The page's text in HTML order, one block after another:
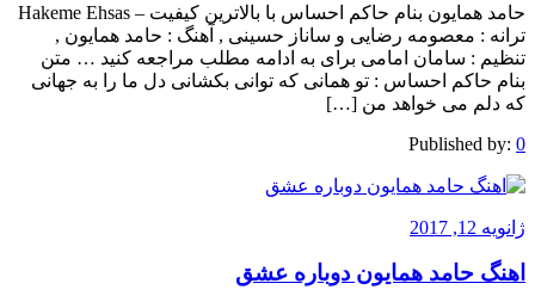
حامد همایون بنام حاکم احساس با بالاترین کیفیت – Hakeme Ehsas
ترانه : معصومه رضایی و ساناز حسینی , آهنگ : حامد همایون ,
تنظیم : سامان امامی برای به ادامه مطلب مراجعه کنید … متن
بنام حاکم احساس : تو همانی که توانی بکشانی دل ما را به جهانی
که دلم می خواهد من […]
Published by: 0
ژانویه 12, 2017
اهنگ حامد همایون دوباره عشق